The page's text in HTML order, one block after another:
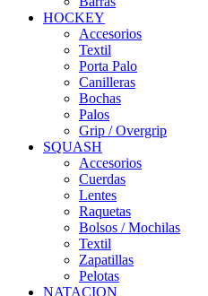
HOCKEY
Accesorios
Textil
Porta Palo
Canilleras
Bochas
Palos
Grip / Overgrip
SQUASH
Accesorios
Cuerdas
Lentes
Raquetas
Bolsos / Mochilas
Textil
Zapatillas
Pelotas
NATACION